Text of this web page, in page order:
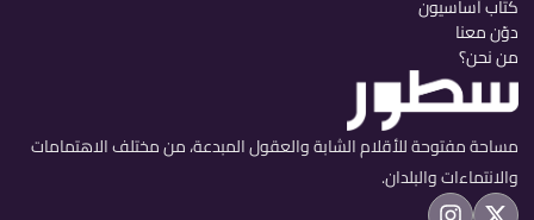
كتّاب أساسيون
دوّن معنا
من نحن؟
مساحة مفتوحة للأقلام الشابة والعقول المبدعة، من مختلف الاهتمامات
والانتماءات والبلدان.